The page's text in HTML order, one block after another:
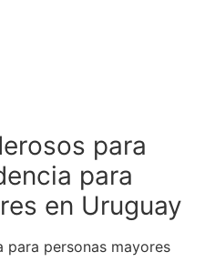
para
para
en Uruguay
para personas mayores